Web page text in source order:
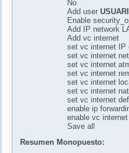
No
Add user
Enable
Add IP network
Add vc internet
set vc internet IP
set vc internet
set vc internet
set vc internet
set vc internet
set vc internet
set vc internet
enable ip
enable vc internet
Save all
Resumen Monopuesto: